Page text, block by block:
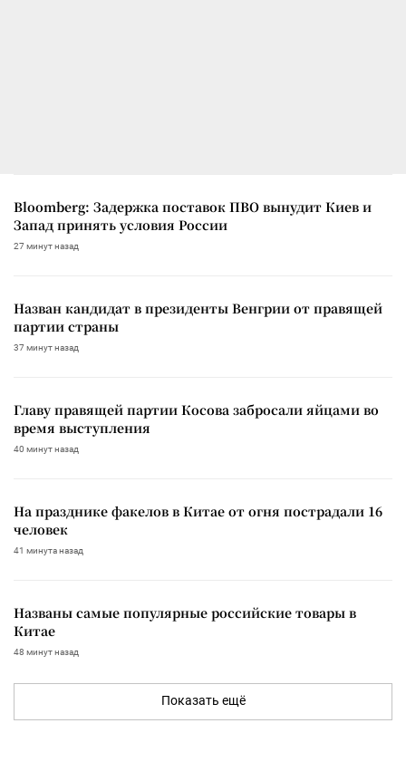
Bloomberg: Задержка поставок ПВО вынудит Киев и
Запад принять условия России
27 минут назад
Назван кандидат в президенты Венгрии от правящей
партии страны
37 минут назад
Главу правящей партии Косова забросали яйцами во
время выступления
40 минут назад
На празднике факелов в Китае от огня пострадали 16
человек
41 минута назад
Названы самые популярные российские товары в
Китае
48 минут назад
Показать ещё